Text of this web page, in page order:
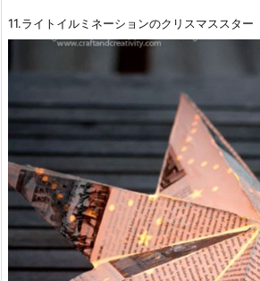
11.ライトイルミネーションのクリスマススター